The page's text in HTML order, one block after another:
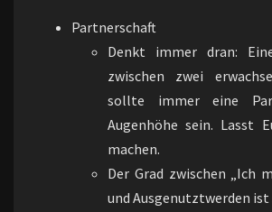
Partnerschaft
Denkt immer dran:
zwischen zwei
sollte immer eine
Augenhöhe sein. Lasst
machen.
Der Grad zwischen „Ich
und Ausgenutztwerden ist